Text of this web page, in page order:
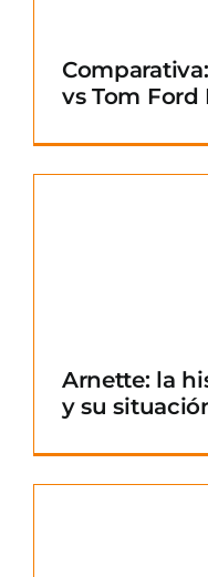
vs Tom Ford
Arnette: la
y su